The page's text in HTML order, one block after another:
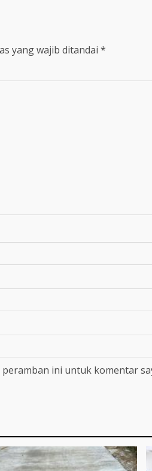
yang wajib ditandai *
peramban ini untuk komentar